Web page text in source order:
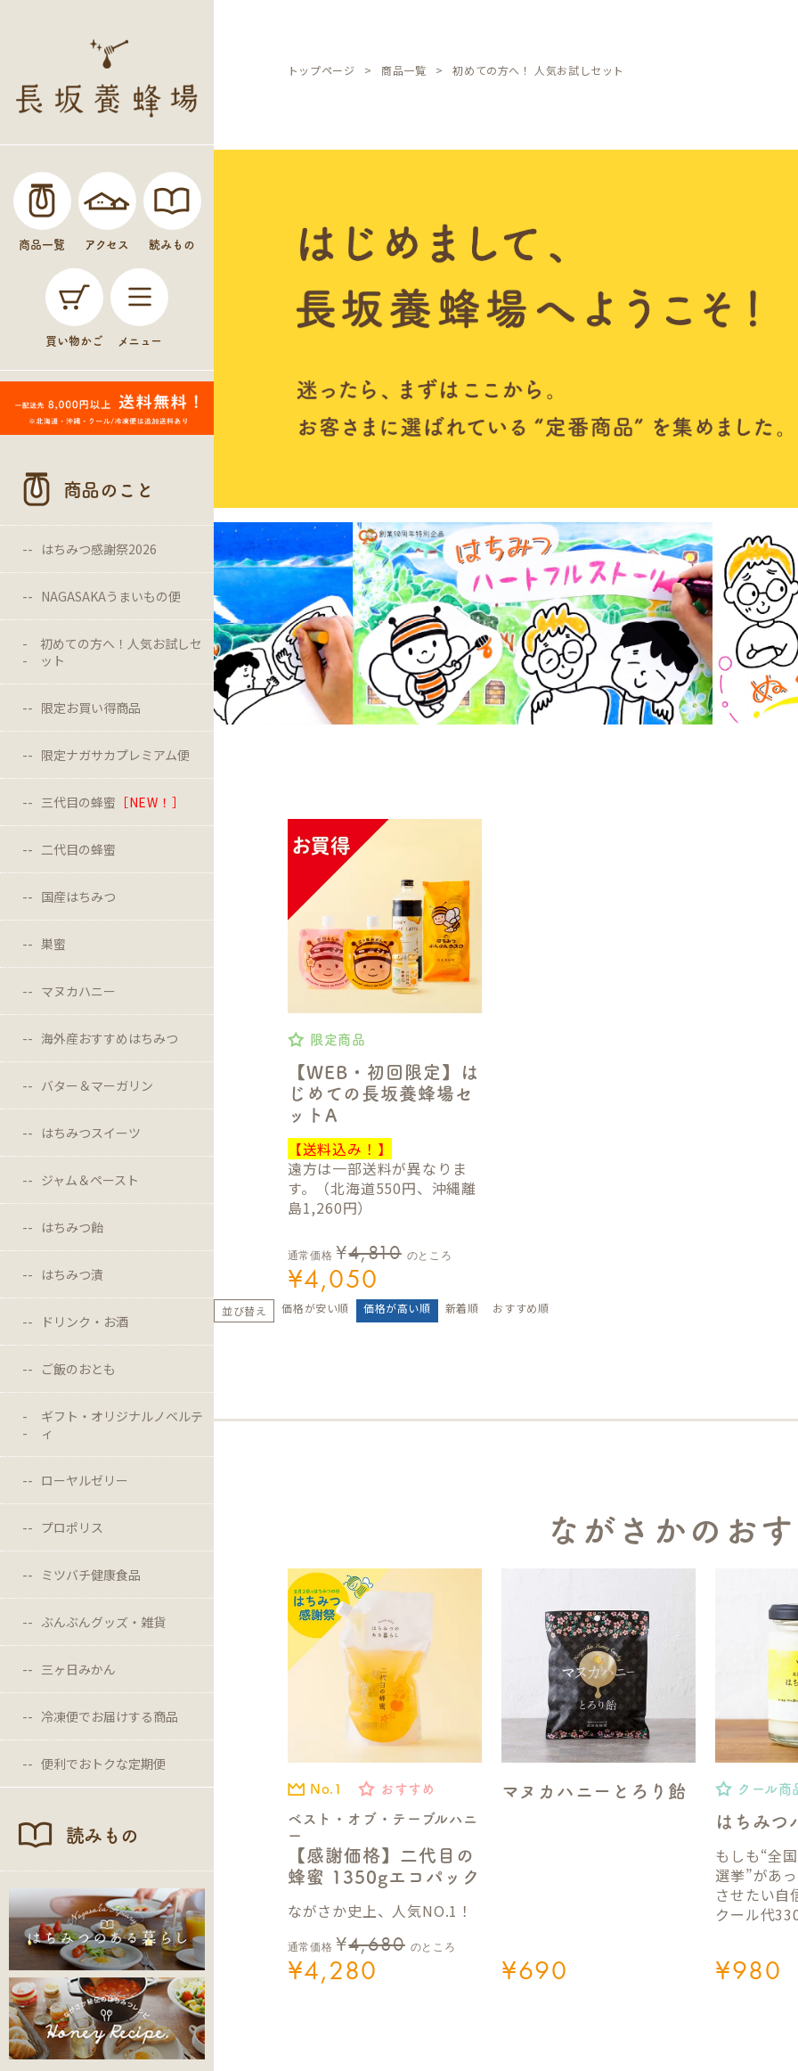
商品一覧 アクセス 読みもの
買い物かご メニュー
商品のこと
はちみつ感謝祭2026
NAGASAKAうまいもの便
初めての方へ！人気お試しセ
ット
限定お買い得商品
限定ナガサカプレミアム便
三代目の蜂蜜 ［NEW！］
二代目の蜂蜜
国産はちみつ
巣蜜
マヌカハニー
海外産おすすめはちみつ
バター＆マーガリン
はちみつスイーツ
ジャム＆ペースト
はちみつ飴
はちみつ漬
ドリンク・お酒
ご飯のおとも
ギフト・オリジナルノベルテ
ィ
ローヤルゼリー
プロポリス
ミツバチ健康食品
ぶんぶんグッズ・雑貨
三ヶ日みかん
冷凍便でお届けする商品
便利でおトクな定期便
読みもの
トップページ 商品一覧 初めての方へ！ 人気お試しセット
限定商品
【WEB・初回限定】は
じめての長坂養蜂場セ
ットA
【送料込み！】
遠方は一部送料が異なりま
す。（北海道550円、沖縄離
島1,260円）
通常価格 ¥4,810 のところ
¥4,050
並び替え 価格が安い順 価格が高い順 新着順 おすすめ順
ながさかのお
No.1 おすすめ
ベスト・オブ・テーブルハニ
ー
【感謝価格】二代目の
蜂蜜 1350gエコパック
ながさか史上、人気NO.1！
通常価格 ¥4,680 のところ
¥4,280
マヌカハニーとろり飴
¥690
クール商
はちみつ
もしも“全
選挙”があ
させたい自
クール代
¥980